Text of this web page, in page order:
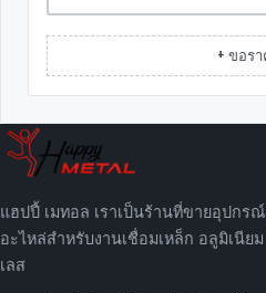
+ ขอร
แฮปปี้ เมทอล เราเป็นร้านที่ขายอุปกร
อะไหล่สำหรับงานเชื่อมเหล็ก อลูมิเนีย
เลส